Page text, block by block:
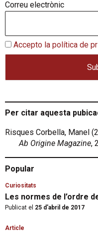
Correu electrònic
Accepto la política de
Per citar aquesta
Risques Corbella, Manel
Ab Origine Magazine,
Popular
Curiositats
Les normes de l’ordre
Publicat el 25 d'abril de 2017
Article